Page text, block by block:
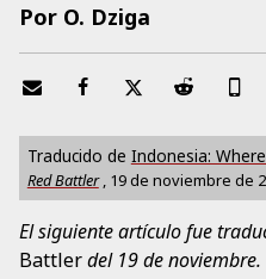
Por O. Dziga
Traducido de Indonesia:
Red Battler , 19 de noviembre de
El siguiente artículo fue
Battlerdel 19 de noviembre.